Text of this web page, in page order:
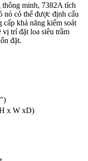
thông minh, 7382A tích
nó có thể được định cấu
khả năng kiểm soát
vị trí đặt loa siêu trầm
đặt.
x W xD)